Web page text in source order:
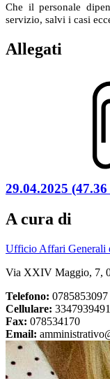
Che il personale
servizio, salvi i casi
Allegati
29.04.2025
A cura di
Ufficio Affari Generali
Via XXIV Maggio, 7,
Telefono: 0785853097
Cellulare: 3347939491
Fax: 078534170
Email: